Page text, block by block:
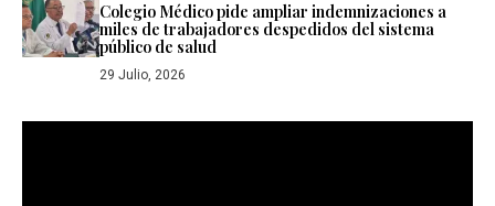
Colegio Médico pide ampliar indemnizaciones a
miles de trabajadores despedidos del sistema
público de salud
29 Julio, 2026